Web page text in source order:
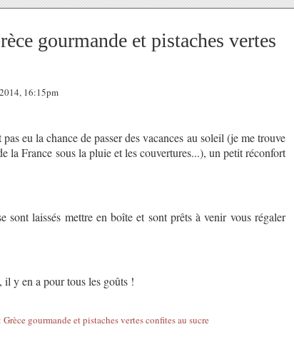
gourmande et pistaches vertes
16:15pm
eu la chance de passer des vacances au soleil (je me trouve
la France sous la pluie et les couvertures...), un petit réconfort
sont laissés mettre en boîte et sont prêts à venir vous régaler
il y en a pour tous les goûts !